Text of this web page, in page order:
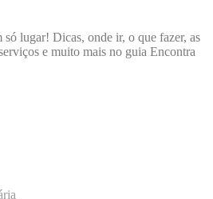
lugar! Dicas, onde ir, o que fazer, as
e muito mais no guia Encontra